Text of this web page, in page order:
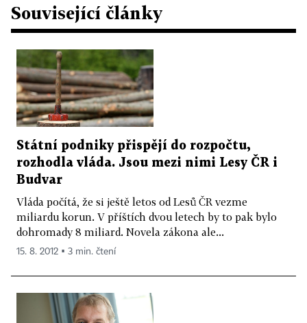
Související články
Státní podniky přispějí do rozpočtu,
rozhodla vláda. Jsou mezi nimi Lesy ČR i
Budvar
Vláda počítá, že si ještě letos od Lesů ČR vezme
miliardu korun. V příštích dvou letech by to pak bylo
dohromady 8 miliard. Novela zákona ale...
15. 8. 2012 ▪ 3 min. čtení